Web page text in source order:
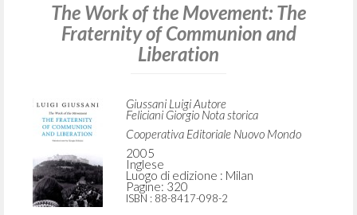
The Work of the Movement: The
Fraternity of Communion and
Liberation
Giussani Luigi Autore
Feliciani Giorgio Nota storica
Cooperativa Editoriale Nuovo Mondo
2005
Inglese
Luogo di edizione : Milan
Pagine: 320
ISBN : 88-8417-098-2